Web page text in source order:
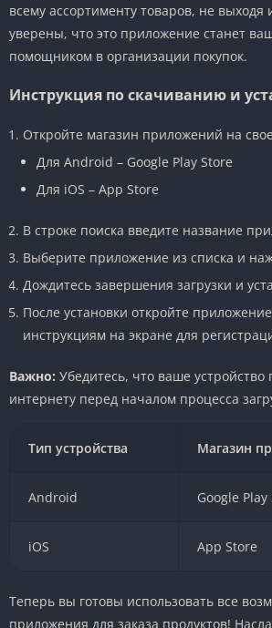
всему ассортименту товаров, не
уверены, что это приложение станет
помощником в организации покупок.
Инструкция по скачиванию и
Откройте магазин приложений на
Для Android – Google Play Store
Для iOS – App Store
В строке поиска введите название
Выберите приложение из списка и
Дождитесь завершения загрузки и
После установки откройте
инструкциям на экране для
Важно: Убедитесь, что ваше
интернету перед началом процесса
Тип устройства Магазин
Android Google Play
iOS App Store
Теперь вы готовы использовать все
приложения для заказа продуктов!